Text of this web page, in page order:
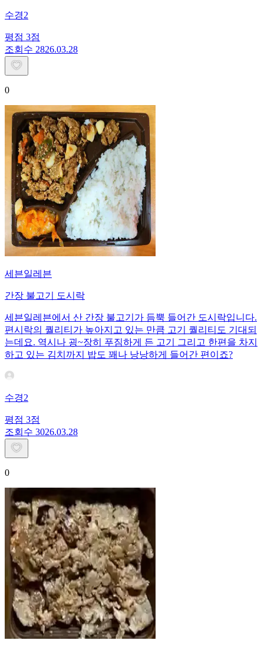
수경2
평점 3점
조회수 2826.03.28
0
세븐일레븐
간장 불고기 도시락
세븐일레븐에서 산 간장 불고기가 듬뿍 들어간 도시락입니다.
편시락의 퀄리티가 높아지고 있는 만큼 고기 퀄리티도 기대되
는데요. 역시나 굉~장히 푸짐하게 든 고기 그리고 한편을 차지
하고 있는 김치까지 밥도 꽤나 낭낭하게 들어간 편이죠?
수경2
평점 3점
조회수 3026.03.28
0